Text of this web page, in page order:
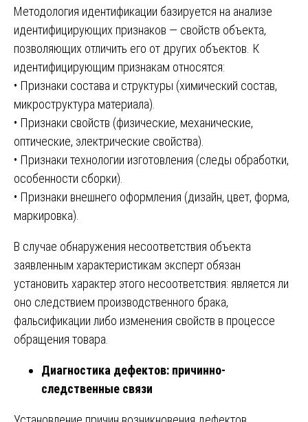
Методология идентификации базируется на анализе
идентифицирующих признаков — свойств объекта,
позволяющих отличить его от других объектов. К
идентифицирующим признакам относятся:
• Признаки состава и структуры (химический состав,
микроструктура материала).
• Признаки свойств (физические, механические,
оптические, электрические свойства).
• Признаки технологии изготовления (следы обработки,
особенности сборки).
• Признаки внешнего оформления (дизайн, цвет, форма,
маркировка).
В случае обнаружения несоответствия объекта
заявленным характеристикам эксперт обязан
установить характер этого несоответствия: является ли
оно следствием производственного брака,
фальсификации либо изменения свойств в процессе
обращения товара.
Диагностика дефектов: причинно-
следственные связи